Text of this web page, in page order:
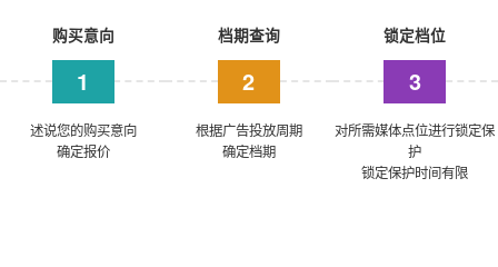
购买意向
1
述说您的购买意向
确定报价
档期查询
2
根据广告投放周期
确定档期
锁定档位
3
对所需媒体点位进行锁定保
护
锁定保护时间有限